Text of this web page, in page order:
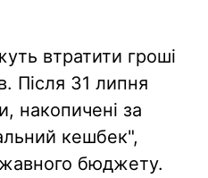
втратити гроші
Після 31 липня
накопичені за
кешбек",
бюджету.